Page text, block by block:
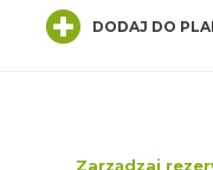
DODAJ DO
Zarządzaj